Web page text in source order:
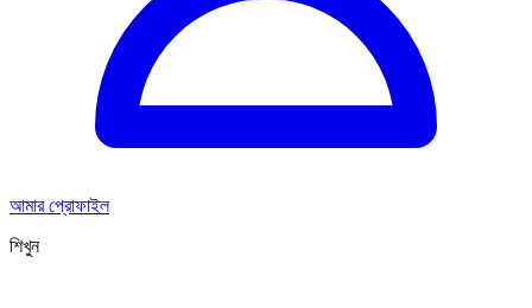
আমার প্রোফাইল
শিখুন